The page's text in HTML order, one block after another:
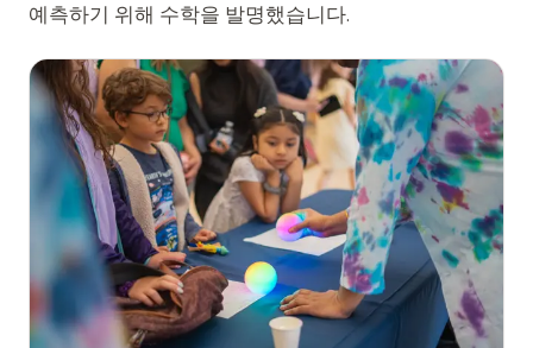
예측하기 위해 수학을 발명했습니다.